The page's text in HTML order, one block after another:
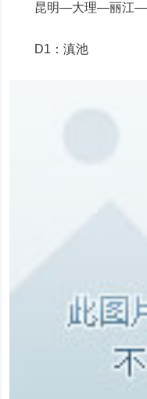
昆明—大理—丽江—
D1：滇池